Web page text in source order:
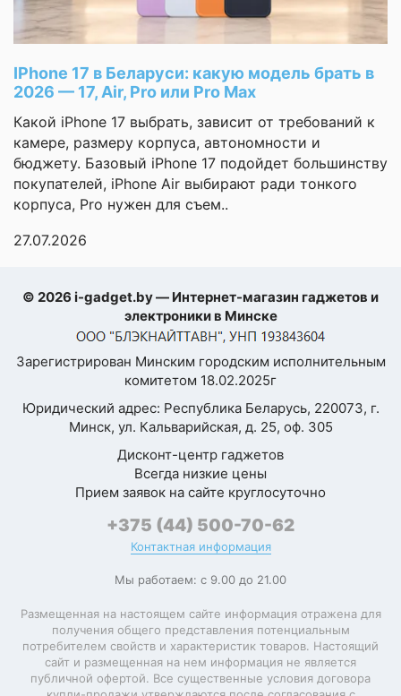
При
Самовывозе
спорта,
катание на
лыжах
Автораспознавание
тренировок
Планировщик
тренировок
Встроенный
музыкальный
Умный будильник
Уведомления
SMS, email,
календарь,
социальные
сети,
входящий
звонок,
данные о
тренировке,
будильник
Голосовой
Дистанционное
управление
камерой
смартфона,
плеером
смартфона
Оплата часами
Apple Pay
каждую ночь. Если
забыл поставить на
могут разрядиться.
Вроде бы мелочь, но в
путешествиях или в
походах это может
стать проблемой.
Хотелось бы хотя бы 3
дня автономности.
это простительно. В
Пульсомер работает
корректно, GPS тоже
неплохо ловит. Для
повседневного
использования — самое
Мария С.
Отличные часы,
всем доволен
Моя оценка —
Доставили быстро,
Консультант помог с
настройкой.
Рекомендую
Антон
IPhone 17 в Беларуси: какую модель брать в
2026 — 17, Air, Pro или Pro Max
Какой iPhone 17 выбрать, зависит от требований к
камере, размеру корпуса, автономности и
бюджету. Базовый iPhone 17 подойдет большинству
покупателей, iPhone Air выбирают ради тонкого
корпуса, Pro нужен для съем..
27.07.2026
© 2026 i-gadget.by — Интернет-магазин гаджетов и
электроники в Минске
Зарегистрирован Минским городским исполнительным
комитетом 18.02.2025г
Юридический адрес: Республика Беларусь, 220073, г.
Минск, ул. Кальварийская, д. 25, оф. 305
Дисконт-центр гаджетов
Всегда низкие цены
Прием заявок на сайте круглосуточно
+375 (44) 500-70-62
Контактная информация
Мы работаем: с 9.00 до 21.00
Размещенная на настоящем сайте информация отражена для
получения общего представления потенциальным
потребителем свойств и характеристик товаров. Настоящий
сайт и размещенная на нем информация не является
публичной офертой. Все существенные условия договора